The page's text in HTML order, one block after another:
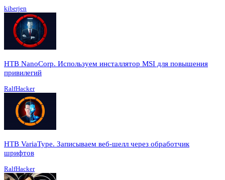
kiberjen
HTB NanoCorp. Используем инсталлятор MSI для повышения
привилегий
RalfHacker
HTB VariaType. Записываем веб-шелл через обработчик
шрифтов
RalfHacker